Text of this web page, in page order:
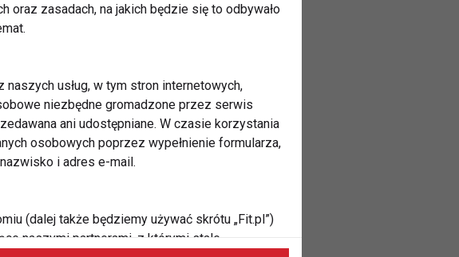
zasadach, na jakich będzie się to odbywało
usług, w tym stron internetowych,
niezbędne gromadzone przez serwis
ani udostępniane. W czasie korzystania
osobowych poprzez wypełnienie formularza,
i adres e-mail.
(dalej także będziemy używać skrótu „Fit.pl”)
naszymi partnerami, z którymi stale